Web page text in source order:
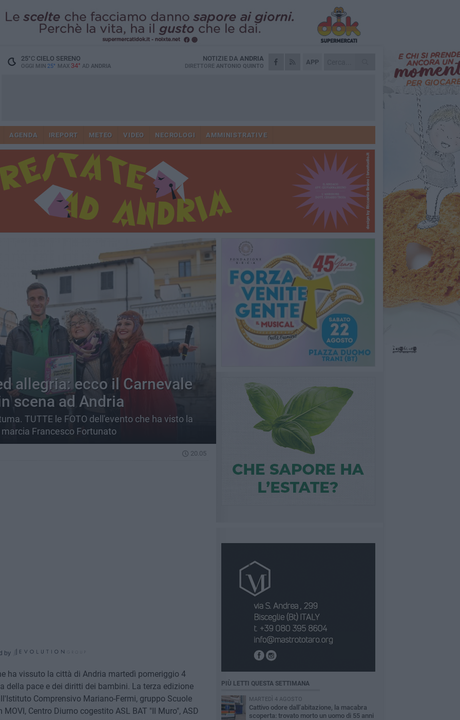
25°CCIELO SERENO
OGGI MIN 25° MAX 34° AD ANDRIA
APP
NOTIZIE DA ANDRIA
DIRETTORE ANTONIO QUINTO
AGENDA IREPORT METEO VIDEO NECROLOGI AMMINISTRATIVE
allegria: ecco il Carnevale
scena ad Andria
TUTTE le FOTO dell'evento che ha visto la
Francesco Fortunato
20.05
by
ha vissuto la città di Andria martedì pomeriggio 4
della pace e dei diritti dei bambini. La terza edizione
Comprensivo Mariano-Fermi, gruppo Scuole
Centro Diurno cogestito ASL BAT "Il Muro", ASD
PIÙ LETTI QUESTA SETTIMANA
MARTEDÌ 4 AGOSTO
Cattivo odore dall’abitazione, la macabra
scoperta: trovato morto un uomo di 55 anni